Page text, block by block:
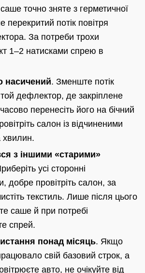
точно зняте з герметичної
перекритий потік повітря
За потреби трохи
1–2 натисками спрею в
насичений. Зменште потік
той дефлектор, де закріплене
перенесіть його на бічний
салон із відчиненими
хвилин.
з іншими «старими»
усі сторонні
добре провітріть салон, за
текстиль. Лише після цього
саше й при потребі
спрей.
понад місяць. Якщо
свій базовий строк, а
авто, не очікуйте від